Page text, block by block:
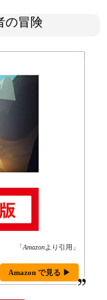
の冒険
「Amazonより引用」
Amazon で見る ▶